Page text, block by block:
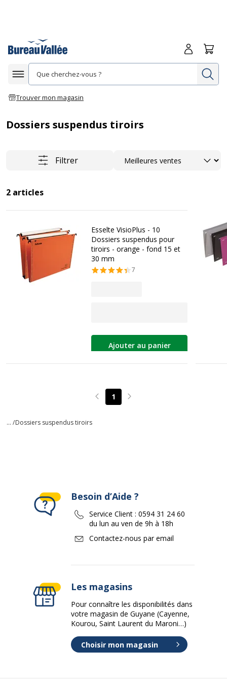
Afficher la navigation
Trouver mon magasin
Me
Dossiers suspendus tiroirs
Filtrer Trier
2 articles
Esselte VisioPlus - 10
Dossiers suspendus pour
tiroirs - orange - fond 15 et
30 mm
7
Ajouter au panier
Page précédente
1 Page suivante
... /Dossiers suspendus tiroirs
Besoin d’Aide ?
Service Client : 0594 31 24 60
du lun au ven de 9h à 18h
Contactez-nous par email
Les magasins
Pour connaître les disponibilités dans
votre magasin de Guyane (Cayenne,
Kourou, Saint Laurent du Maroni…)
Choisir mon magasin